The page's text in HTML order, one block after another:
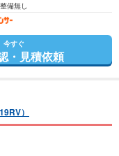
備無し
今すぐ
・見積依頼
）